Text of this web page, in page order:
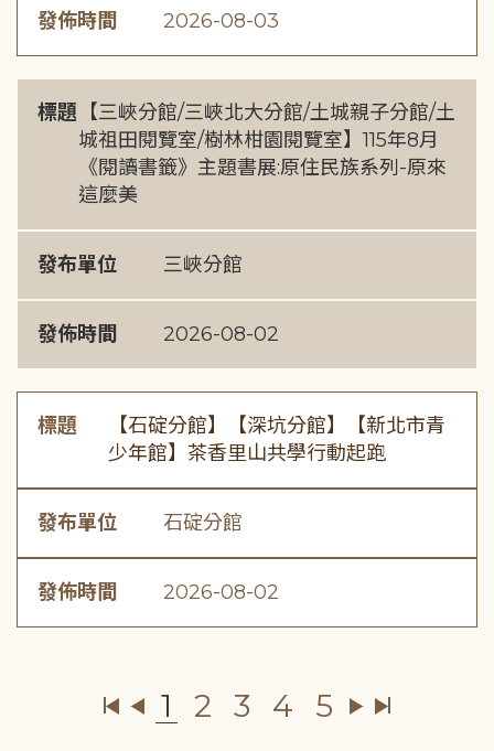
發佈時間 2026-08-03
標題 【三峽分館/三峽北大分館/土城親子分館/土
城祖田閱覽室/樹林柑園閱覽室】115年8月
《閱讀書籤》主題書展:原住民族系列-原來
這麼美
發布單位 三峽分館
發佈時間 2026-08-02
標題
【石碇分館】【深坑分館】【新北市青
少年館】茶香里山共學行動起跑
發布單位 石碇分館
發佈時間 2026-08-02
1 2 3 4 5